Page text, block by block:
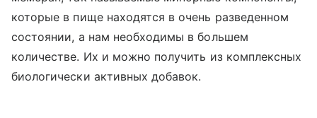
которые в пище находятся в очень разведенном
состоянии, а нам необходимы в большем
количестве. Их и можно получить из комплексных
биологически активных добавок.